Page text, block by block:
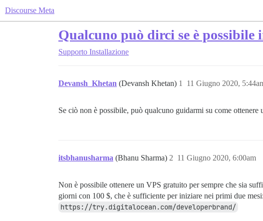
Discourse Meta
Qualcuno può dirci se è possibile
Supporto Installazione
Devansh_Khetan (Devansh Khetan) 11 Giugno 2020,
1
Se ciò non è possibile, può qualcuno guidarmi su come
itsbhanusharma (Bhanu Sharma) 11 Giugno 2020, 6:00am
2
Non è possibile ottenere un VPS gratuito per sempre che sia
giorni con 100 $, che è sufficiente per iniziare nei primi due mesi:
https://try.digitalocean.com/developerbrand/